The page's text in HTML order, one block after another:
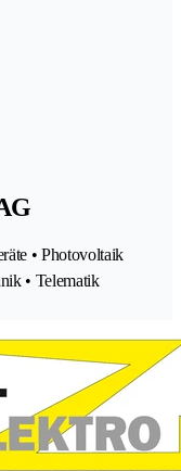
• Photovoltaik
• Telematik